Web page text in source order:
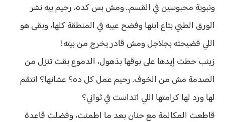
ونبوية محبوسين في القسم.. ومش بس كده، رحيم بيه نشر
الورق الطبي بتاع ابنها وفضح عيبه في المنطقة كلها، وبقى هو
اللي فضيحته بجلاجل ومش قادر يخرج من بيته!
زينب حطت إيدها على بوقها بذهول، الدموع بقت تنزل من
الصدمة مش من الخوف. رحيم عمل كل ده؟ عشانها؟ انتقم
لها ورد لها كرامتها اللي اتداست في ثواني؟
قاطعت المكالمة مع حنان بعد ما اطمنت، وفضلت قاعدة